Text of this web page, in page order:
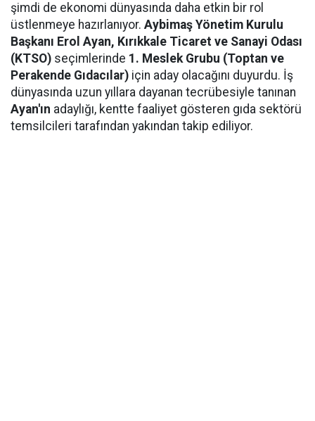
şimdi de ekonomi dünyasında daha etkin bir rol
üstlenmeye hazırlanıyor. Aybimaş Yönetim Kurulu
Başkanı Erol Ayan, Kırıkkale Ticaret ve Sanayi Odası
(KTSO) seçimlerinde 1. Meslek Grubu (Toptan ve
Perakende Gıdacılar) için aday olacağını duyurdu. İş
dünyasında uzun yıllara dayanan tecrübesiyle tanınan
Ayan'ın adaylığı, kentte faaliyet gösteren gıda sektörü
temsilcileri tarafından yakından takip ediliyor.